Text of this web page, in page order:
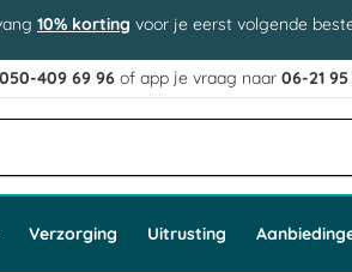
10% korting voor je eerst volgende
050-409 69 96 of app je vraag naar06-21
Verzorging Uitrusting